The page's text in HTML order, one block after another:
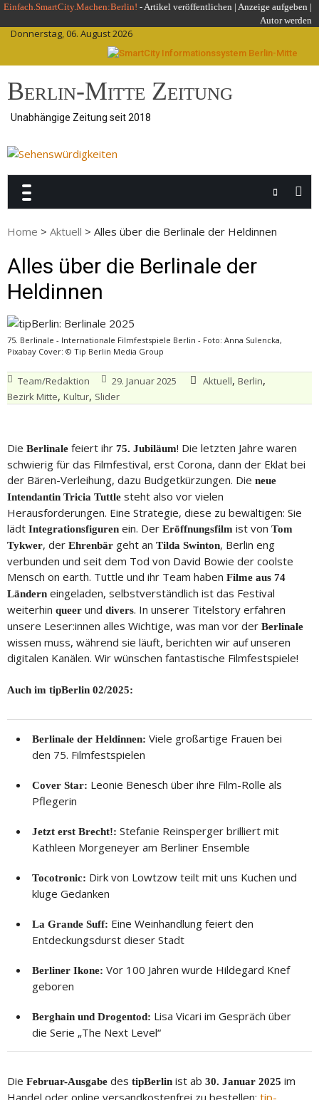
Skip
content
Einfach.SmartCity.Machen:Berlin! -Artikel veröffentlichen | Anzeige aufgeben |
Autor werden
Donnerstag, 06. August 2026
Berlin-Mitte Zeitung
Unabhängige Zeitung seit 2018
Home > Aktuell > Alles über die Berlinale der Heldinnen
Alles über die Berlinale der
Heldinnen
75. Berlinale - Internationale Filmfestspiele Berlin - Foto: Anna Sulencka,
Pixabay Cover: © Tip Berlin Media Group
Team/Redaktion 29. Januar 2025 Aktuell, Berlin,
Bezirk Mitte, Kultur, Slider
Die Berlinale feiert ihr 75. Jubiläum! Die letzten Jahre waren
schwierig für das Filmfestival, erst Corona, dann der Eklat bei
der Bären-Verleihung, dazu Budgetkürzungen. Die neue
Intendantin Tricia Tuttle steht also vor vielen
Herausforderungen. Eine Strategie, diese zu bewältigen: Sie
lädt Integrationsfiguren ein. Der Eröffnungsfilm ist von Tom
Tykwer, der Ehrenbär geht an Tilda Swinton, Berlin eng
verbunden und seit dem Tod von David Bowie der coolste
Mensch on earth. Tuttle und ihr Team haben Filme aus 74
Ländern eingeladen, selbstverständlich ist das Festival
weiterhin queer und divers. In unserer Titelstory erfahren
unsere Leser:innen alles Wichtige, was man vor der Berlinale
wissen muss, während sie läuft, berichten wir auf unseren
digitalen Kanälen. Wir wünschen fantastische Filmfestspiele!
Auch im tipBerlin 02/2025:
Berlinale der Heldinnen: Viele großartige Frauen bei
den 75. Filmfestspielen
Cover Star: Leonie Benesch über ihre Film-Rolle als
Pflegerin
Jetzt erst Brecht!: Stefanie Reinsperger brilliert mit
Kathleen Morgeneyer am Berliner Ensemble
Tocotronic: Dirk von Lowtzow teilt mit uns Kuchen und
kluge Gedanken
La Grande Suff: Eine Weinhandlung feiert den
Entdeckungsdurst dieser Stadt
Berliner Ikone: Vor 100 Jahren wurde Hildegard Knef
geboren
Berghain und Drogentod: Lisa Vicari im Gespräch über
die Serie „The Next Level“
Die Februar-Ausgabe des tipBerlin ist ab 30. Januar 2025 im